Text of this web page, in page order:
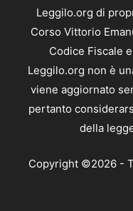
Leggilo.org di
Corso Vittorio
Codice Fiscale
Leggilo.org non è
viene aggiornato
pertanto
della
Copyright ©2026 -